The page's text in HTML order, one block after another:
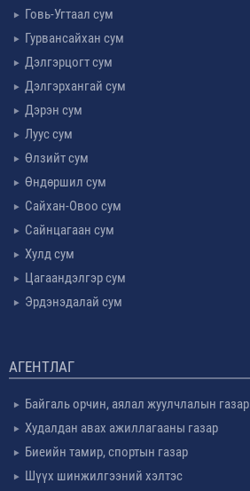
Говь-Угтаал сум
Гурвансайхан сум
Дэлгэрцогт сум
Дэлгэрхангай сум
Дэрэн сум
Луус сум
Өлзийт сум
Өндөршил сум
Сайхан-Овоо сум
Сайнцагаан сум
Хулд сум
Цагаандэлгэр сум
Эрдэнэдалай сум
АГЕНТЛАГ
Байгаль орчин, аялал жуулчлалын газар
Худалдан авах ажиллагааны газар
Биеийн тамир, спортын газар
Шүүх шинжилгээний хэлтэс